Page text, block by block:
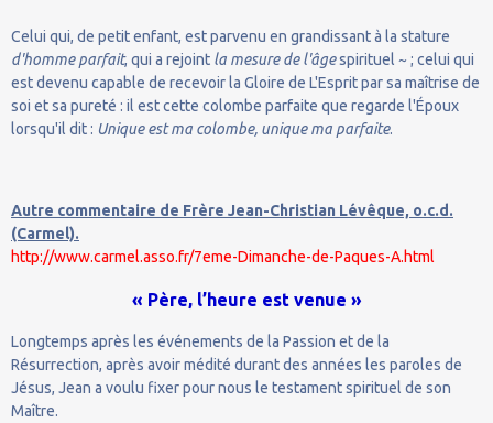
Celui qui, de petit enfant, est parvenu en grandissant à la stature
d'homme parfait, qui a rejoint la mesure de l'âgespirituel ~ ; celui qui
est devenu capable de recevoir la Gloire de L'Esprit par sa maîtrise de
soi et sa pureté : il est cette colombe parfaite que regarde l'Époux
lorsqu'il dit : Unique est ma colombe, unique ma parfaite.
Autre commentaire de Frère Jean-Christian Lévêque, o.c.d.
(Carmel).
http://www.carmel.asso.fr/7eme-Dimanche-de-Paques-A.html
« Père, l’heure est venue »
Longtemps après les événements de la Passion et de la
Résurrection, après avoir médité durant des années les paroles de
Jésus, Jean a voulu fixer pour nous le testament spirituel de son
Maître.